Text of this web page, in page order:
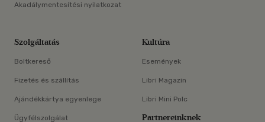
Akadálymentesítési nyilatkozat
Szolgáltatás
Boltkereső
Fizetés és szállítás
Ajándékkártya egyenlege
Ügyfélszolgálat
Kultúra
Események
Libri Magazin
Libri Mini Polc
Partnereinknek